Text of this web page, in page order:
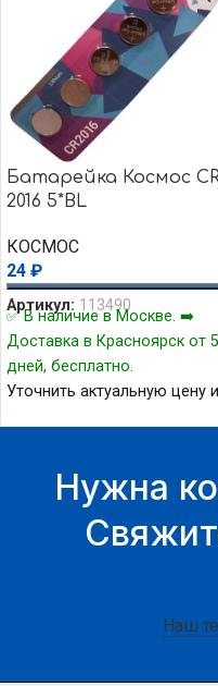
Батарейка Космос
2016 5*BL
КОСМОС
24 ₽
Артикул: 113490
✅ В наличие в Москве. ➡️
Доставка в Красноярск от 5
дней, бесплатно.
Уточнить актуальную цену и
Нужна
Наш